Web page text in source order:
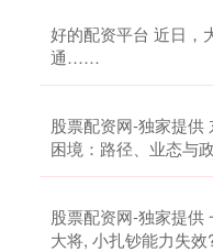
好的配资平台 近日，
通……
股票配资网-独家提供
困境：路径、业态与
股票配资网-独家提供
大将, 小扎钞能力失效